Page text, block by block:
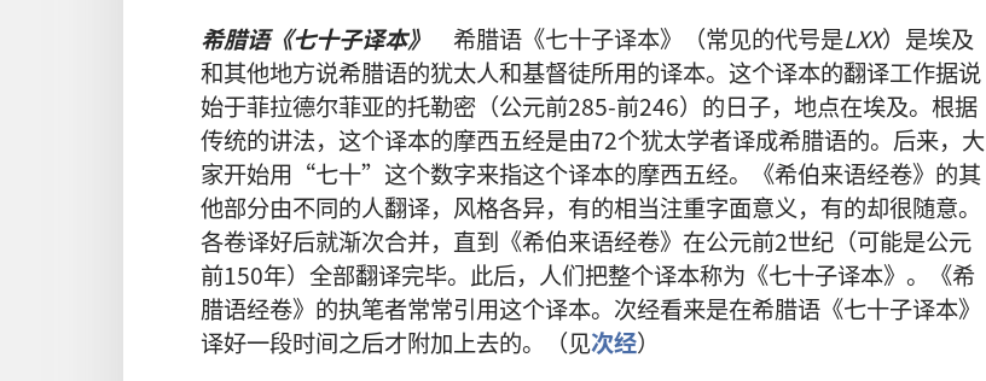
希腊语《七十子译本》
希腊语《七十子译本》（常见的代号是LXX）是埃及
和其他地方说希腊语的犹太人和基督徒所用的译本。这个译本的翻译工作据说
始于菲拉德尔菲亚的托勒密（公元前285-前246）的日子，地点在埃及。根据
传统的讲法，这个译本的摩西五经是由72个犹太学者译成希腊语的。后来，大
家开始用“七十”这个数字来指这个译本的摩西五经。《希伯来语经卷》的其
他部分由不同的人翻译，风格各异，有的相当注重字面意义，有的却很随意。
各卷译好后就渐次合并，直到《希伯来语经卷》在公元前2世纪（可能是公元
前150年）全部翻译完毕。此后，人们把整个译本称为《七十子译本》。《希
腊语经卷》的执笔者常常引用这个译本。次经看来是在希腊语《七十子译本》
译好一段时间之后才附加上去的。（见次经）